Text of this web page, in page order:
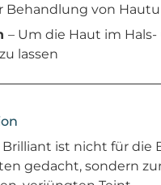
Behandlung von
– Um die Haut im
lassen
Brilliant ist nicht für
gedacht, sondern